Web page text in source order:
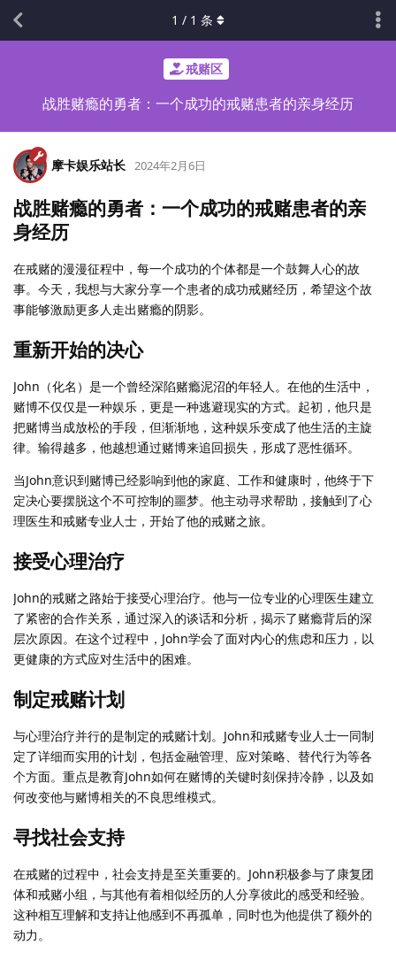
戒赌区
战胜赌瘾的勇者：一个成功的戒赌患者的亲身经历
1 / 1 条
摩卡娱乐站长 2024年2月6日
战胜赌瘾的勇者：一个成功的戒赌患者的亲
身经历
在戒赌的漫漫征程中，每一个成功的个体都是一个鼓舞人心的故
事。今天，我想与大家分享一个患者的成功戒赌经历，希望这个故
事能够激励更多人走出赌瘾的阴影。
重新开始的决心
John（化名）是一个曾经深陷赌瘾泥沼的年轻人。在他的生活中，
赌博不仅仅是一种娱乐，更是一种逃避现实的方式。起初，他只是
把赌博当成放松的手段，但渐渐地，这种娱乐变成了他生活的主旋
律。输得越多，他越想通过赌博来追回损失，形成了恶性循环。
当John意识到赌博已经影响到他的家庭、工作和健康时，他终于下
定决心要摆脱这个不可控制的噩梦。他主动寻求帮助，接触到了心
理医生和戒赌专业人士，开始了他的戒赌之旅。
接受心理治疗
John的戒赌之路始于接受心理治疗。他与一位专业的心理医生建立
了紧密的合作关系，通过深入的谈话和分析，揭示了赌瘾背后的深
层次原因。在这个过程中，John学会了面对内心的焦虑和压力，以
更健康的方式应对生活中的困难。
制定戒赌计划
与心理治疗并行的是制定的戒赌计划。John和戒赌专业人士一同制
定了详细而实用的计划，包括金融管理、应对策略、替代行为等各
个方面。重点是教育John如何在赌博的关键时刻保持冷静，以及如
何改变他与赌博相关的不良思维模式。
寻找社会支持
在戒赌的过程中，社会支持是至关重要的。John积极参与了康复团
体和戒赌小组，与其他有着相似经历的人分享彼此的感受和经验。
这种相互理解和支持让他感到不再孤单，同时也为他提供了额外的
动力。